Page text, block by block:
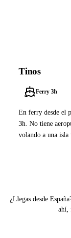
Tinos
Ferry 3h
En ferry desde el
3h. No tiene
volando a una isla
¿Llegas desde
ahí,